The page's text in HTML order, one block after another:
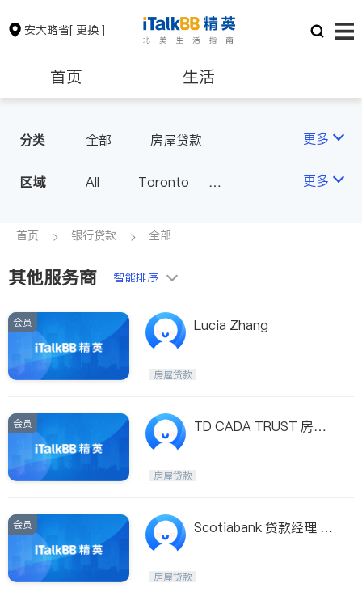
安大略省[ 更换 ]
首页 生活
保险理财 房地产租售
银行贷款
建筑装修
分类 全部 房屋贷款 更多
区域 All
Toronto
Scarborough
North York
Brampton
Kitchener
Newmarket
Stouffville
Waterloo
Guelph
Ajax
Oshawa
Niagara Falls
Pickering
Concord
Port Perry
King
更多
首页 银行贷款 全部
其他服务商 智能排序
会员 Lucia Zhang
房屋贷款
会员
TD CADA TRUST 房屋
房屋贷款
会员
Scotiabank 贷款经理 夏
房屋贷款